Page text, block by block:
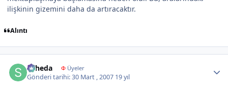
ilişkinin gizemini daha da artıracaktır.
Alıntı
suheda ΦÜyeler
Gönderi tarihi:30 Mart , 2007 19 yıl